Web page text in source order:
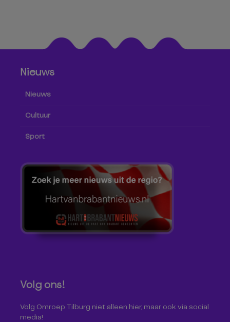
Nieuws
Nieuws
Cultuur
Sport
Volg ons!
Volg Omroep Tilburg niet alleen hier, maar ook via social
media!